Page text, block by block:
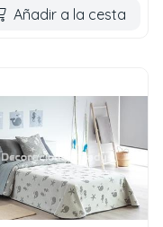
Añadir a la cesta